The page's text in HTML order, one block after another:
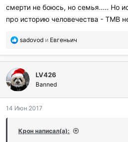
смерти не боюсь, но семья..... Но
про историю человечества - ТМВ
П
б
л
а
г
о
а
и
sadovod и Евгеньич
LV426
Banned
14 Июн 2017
Крон написал(а):